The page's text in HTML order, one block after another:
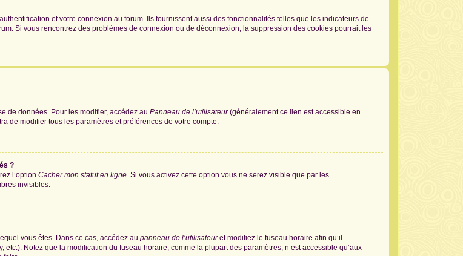
et votre connexion au forum. Ils fournissent aussi des fonctionnalités telles que les indicateurs de
Si vous rencontrez des problèmes de connexion ou de déconnexion, la suppression des cookies pourrait les
de données. Pour les modifier, accédez au Panneau de l’utilisateur(généralement ce lien est accessible en
de modifier tous les paramètres et préférences de votre compte.
?
l’option Cacher mon statut en ligne. Si vous activez cette option vous ne serez visible que par les
invisibles.
vous êtes. Dans ce cas, accédez au panneau de l’utilisateuret modifiez le fuseau horaire afin qu’il
Notez que la modification du fuseau horaire, comme la plupart des paramètres, n’est accessible qu’aux